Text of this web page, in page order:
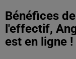
Bénéfices
l'effectif,
est en ligne !